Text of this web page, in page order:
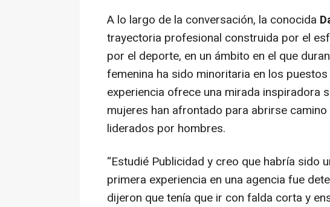
A lo largo de la conversación, la conocida
trayectoria profesional construida por el
por el deporte, en un ámbito en el que
femenina ha sido minoritaria en los
experiencia ofrece una mirada inspiradora
mujeres han afrontado para abrirse
liderados por hombres.
“Estudié Publicidad y creo que habría sido
primera experiencia en una agencia fue
dijeron que tenía que ir con falda corta y